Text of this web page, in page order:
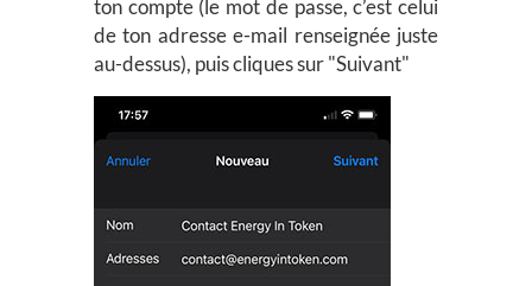
ton compte (le mot de passe, c’est celui
de ton adresse e-mail renseignée juste
au-dessus), puis cliques sur "Suivant"